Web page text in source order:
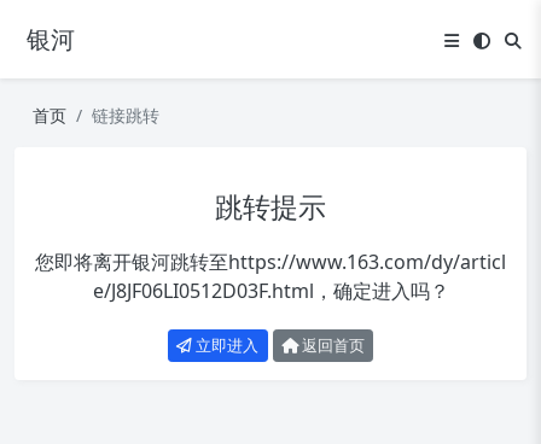
银河
首页 链接跳转
跳转提示
您即将离开银河跳转至https://www.163.com/dy/articl
e/J8JF06LI0512D03F.html ，确定进入吗？
立即进入 返回首页